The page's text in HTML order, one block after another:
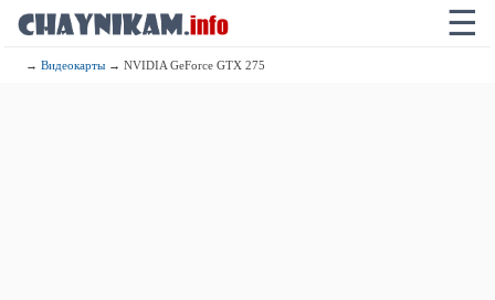
☰
→Видеокарты → NVIDIA GeForce GTX 275